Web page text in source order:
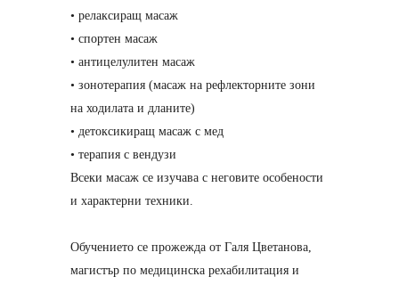
• релаксиращ масаж
• спортен масаж
• антицелулитен масаж
• зонотерапия (масаж на рефлекторните зони
на ходилата и дланите)
• детоксикиращ масаж с мед
• терапия с вендузи
Всеки масаж се изучава с неговите особености
и характерни техники.
Обучението се прожежда от Галя Цветанова,
магистър по медицинска рехабилитация и